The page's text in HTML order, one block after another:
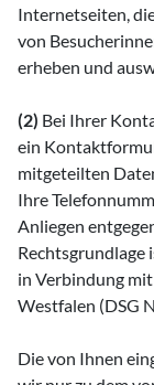
Internetseiten,
von
erheben und
(2) Bei Ihrer
ein
mitgeteilten
Ihre
Anliegen
Rechtsgrundlage
in Verbindung
Westfalen (DSG
Die von Ihnen